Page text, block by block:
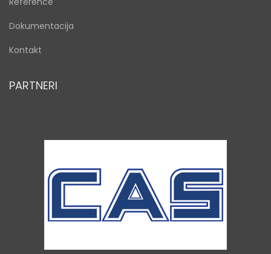
Dokumentacija
Kontakt
PARTNERI